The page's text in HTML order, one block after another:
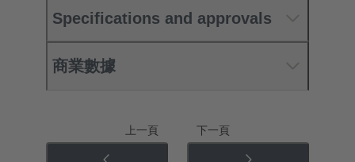
Specifications and approvals
商業數據
上一頁 下一頁